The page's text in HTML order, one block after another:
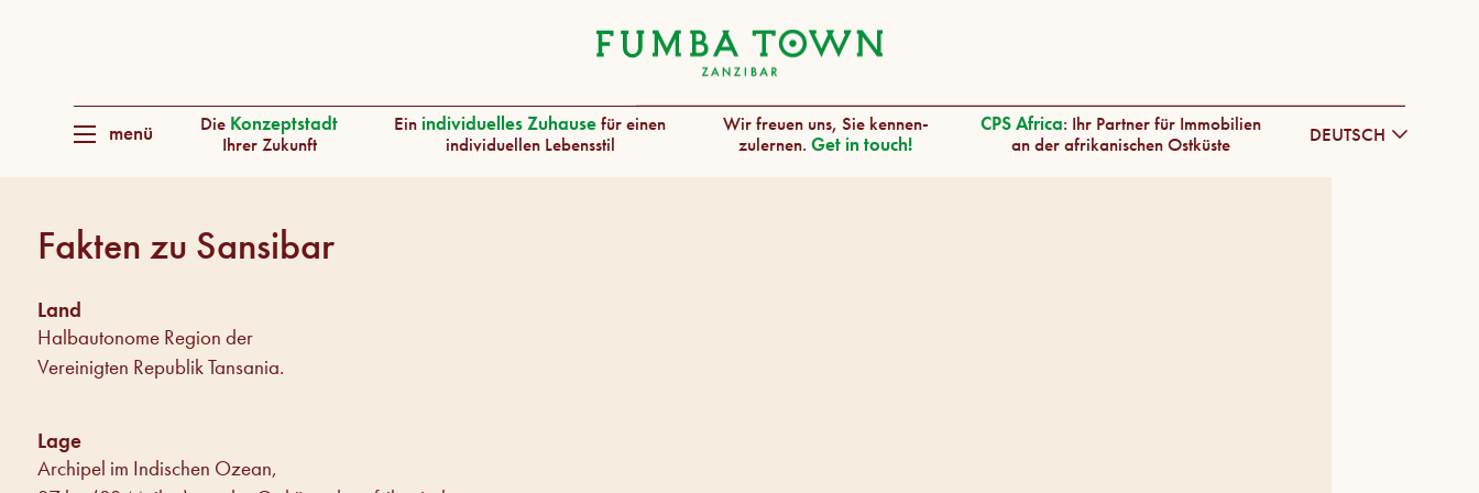
menü Die Konzeptstadt
Ihrer Zukunft
Ein individuelles Zuhausefür einen
individuellen Lebensstil
Wir freuen uns, Sie kennen-
zulernen.Get in touch!
CPS Africa: Ihr Partner für Immobilien
an der afrikanischen Ostküste
DEUTSCH
Fakten zu Sansibar
Land
Halbautonome Region der
Vereinigten Republik Tansania.
Lage
Archipel im Indischen Ozean,